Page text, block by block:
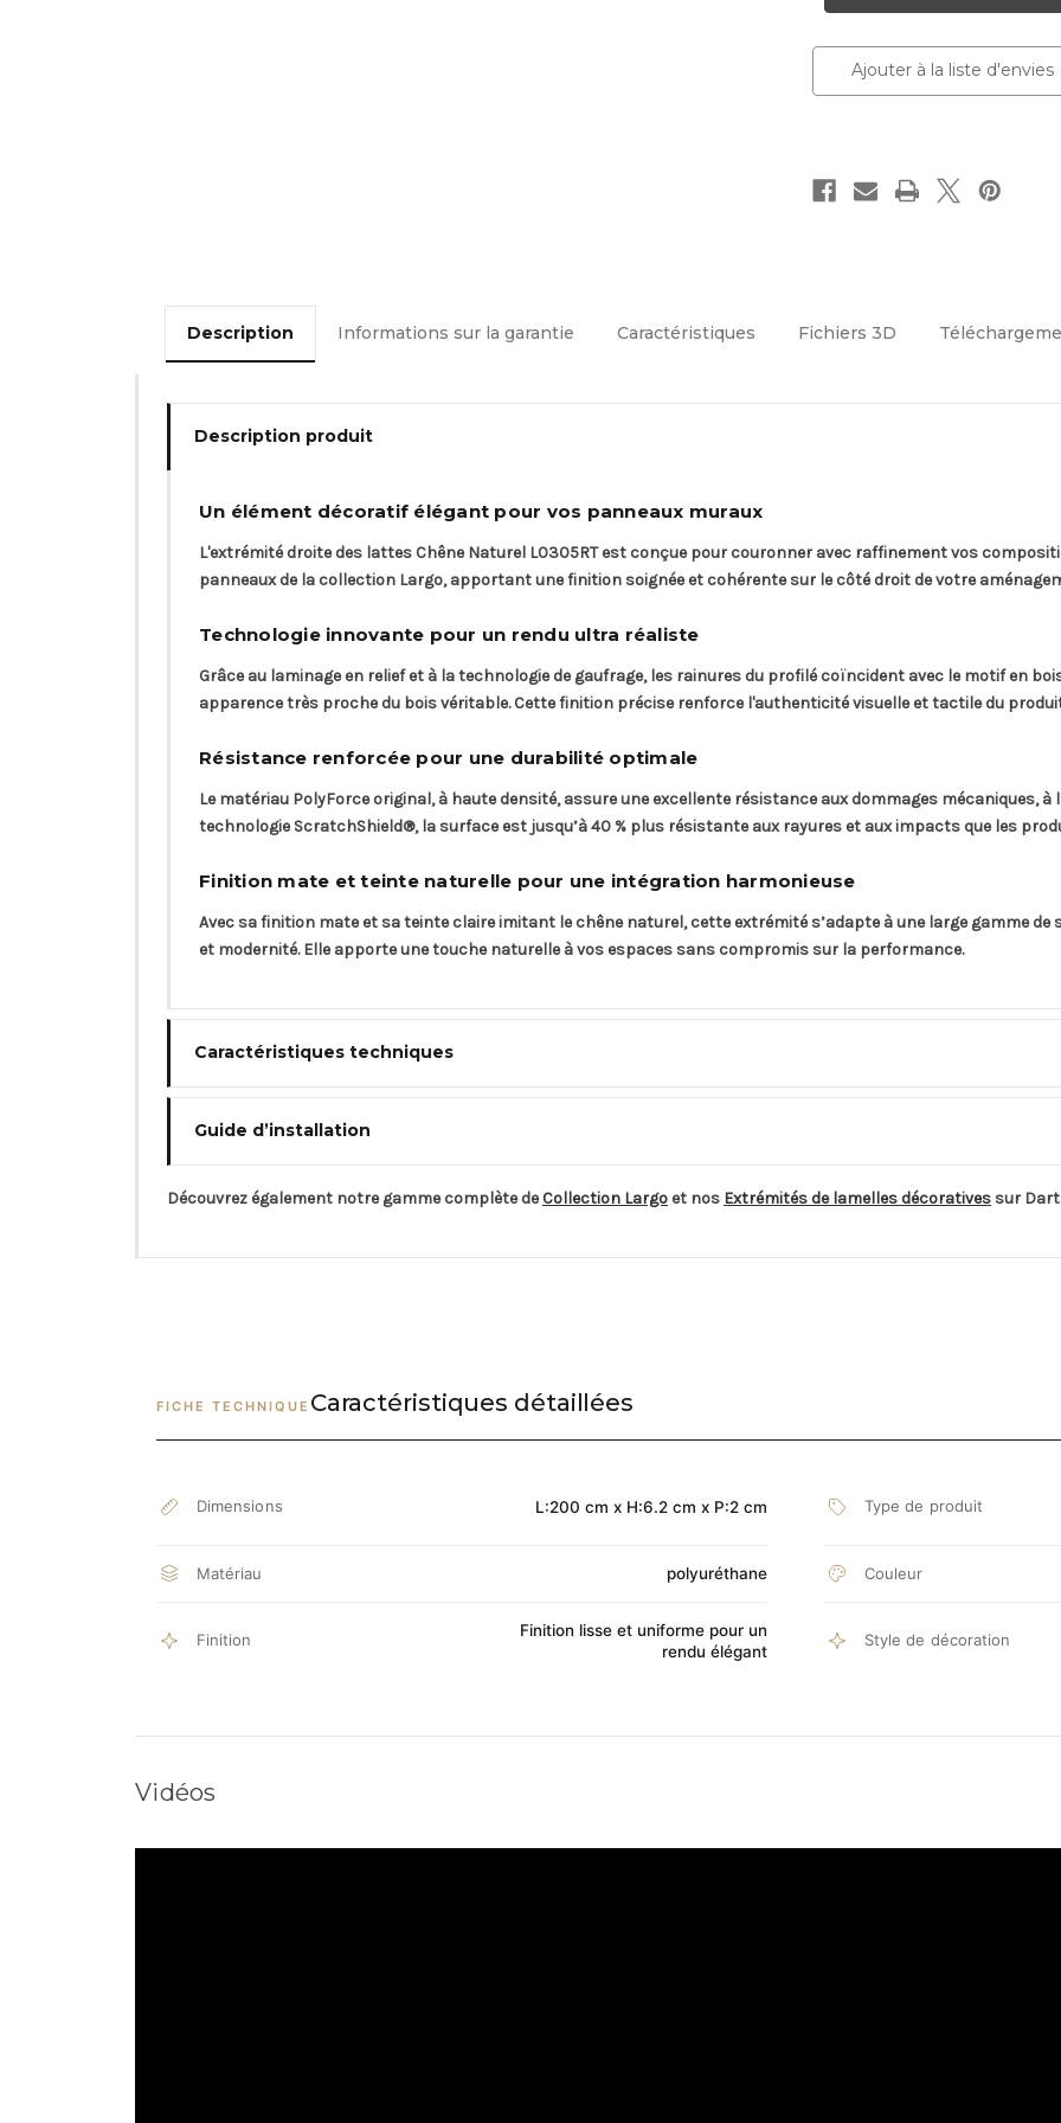
lattes
Naturel
Largo
L0305RT
lattes
Naturel
Largo
L0305RT
Ajouter à la liste d'envies
Description Informations sur la garantie Caractéristiques Fichiers 3D
Description produit
Un élément décoratif élégant pour vos panneaux muraux
L'extrémité droite des lattes Chêne Naturel L0305RT est conçue pour couronner avec raffinement vos
panneaux de la collection Largo, apportant une finition soignée et cohérente sur le côté droit de votre
Technologie innovante pour un rendu ultra réaliste
Grâce au laminage en relief et à la technologie de gaufrage, les rainures du profilé coïncident avec le motif en
apparence très proche du bois véritable. Cette finition précise renforce l'authenticité visuelle et tactile du
Résistance renforcée pour une durabilité optimale
Le matériau PolyForce original, à haute densité, assure une excellente résistance aux dommages mécaniques, à
technologie ScratchShield®, la surface est jusqu’à 40 % plus résistante aux rayures et aux impacts que les
Finition mate et teinte naturelle pour une intégration harmonieuse
Avec sa finition mate et sa teinte claire imitant le chêne naturel, cette extrémité s’adapte à une large gamme de
et modernité. Elle apporte une touche naturelle à vos espaces sans compromis sur la performance.
Caractéristiques techniques
Guide d’installation
Découvrez également notre gamme complète deCollection Largo et nos Extrémités de lamelles décoratives sur
FICHE TECHNIQUE Caractéristiques détaillées
Dimensions L:200 cm x H:6.2 cm x P:2 cm Type de produit
Matériau polyuréthane Couleur
Finition
Finition lisse et uniforme pour un
rendu élégant
Style de décoration
Vidéos